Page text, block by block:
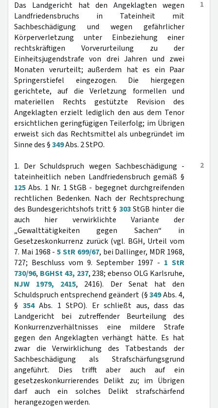
1
Das Landgericht hat den Angeklagten wegen
Landfriedensbruchs in Tateinheit mit
Sachbeschädigung und wegen gefährlicher
Körperverletzung unter Einbeziehung einer
rechtskräftigen Vorverurteilung zu der
Einheitsjugendstrafe von drei Jahren und zwei
Monaten verurteilt; außerdem hat es ein Paar
Springerstiefel eingezogen. Die hiergegen
gerichtete, auf die Verletzung formellen und
materiellen Rechts gestützte Revision des
Angeklagten erzielt lediglich den aus dem Tenor
ersichtlichen geringfügigen Teilerfolg; im Übrigen
erweist sich das Rechtsmittel als unbegründet im
Sinne des §349Abs. 2 StPO.
2
1. Der Schuldspruch wegen Sachbeschädigung -
tateinheitlich neben Landfriedensbruch gemäß §
125 Abs. 1 Nr. 1 StGB - begegnet durchgreifenden
rechtlichen Bedenken. Nach der Rechtsprechung
des Bundesgerichtshofs tritt § 303StGB hinter die
auch hier verwirklichte Variante der
„Gewalttätigkeiten gegen Sachen“ in
Gesetzeskonkurrenz zurück (vgl. BGH, Urteil vom
7. Mai 1968 -5 StR 699/67, bei Dallinger, MDR 1968,
727; Beschluss vom 9. September 1997 - 1 StR
730/96, BGHSt 43, 237, 238; ebenso OLG Karlsruhe,
NJW 1979, 2415, 2416). Der Senat hat den
Schuldspruch entsprechend geändert (§349Abs. 4,
§ 354Abs. 1 StPO). Er schließt aus, dass das
Landgericht bei zutreffender Beurteilung des
Konkurrenzverhältnisses eine mildere Strafe
gegen den Angeklagten verhängt hätte. Es hat
zwar die Verwirklichung des Tatbestands der
Sachbeschädigung als Strafschärfungsgrund
angeführt. Dies trifft aber auch auf ein
gesetzeskonkurrierendes Delikt zu; im Übrigen
darf auch ein solches Delikt strafschärfend
herangezogen werden.